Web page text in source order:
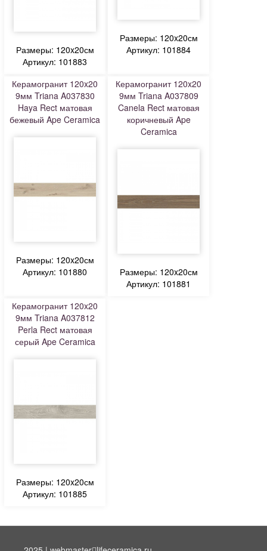
Размеры: 120x20см
Артикул: 101883
Размеры: 120x20см
Артикул: 101884
Керамогранит 120x20
9мм Triana A037830
Haya Rect матовая
бежевый Ape Ceramica
Размеры: 120x20см
Артикул: 101880
Керамогранит 120x20
9мм Triana A037809
Canela Rect матовая
коричневый Ape
Ceramica
Размеры: 120x20см
Артикул: 101881
Керамогранит 120x20
9мм Triana A037812
Perla Rect матовая
серый Ape Ceramica
Размеры: 120x20см
Артикул: 101885